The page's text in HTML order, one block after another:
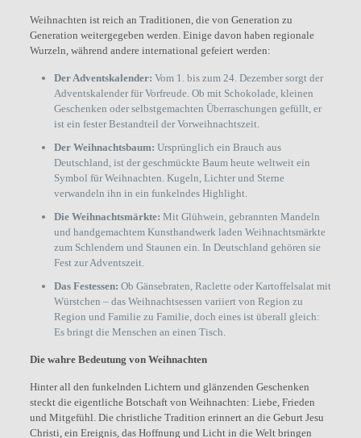
Weihnachten ist reich an Traditionen, die von Generation zu
Generation weitergegeben werden. Einige davon haben regionale
Wurzeln, während andere international gefeiert werden:
Der Adventskalender: Vom 1. bis zum 24. Dezember sorgt der
Adventskalender für Vorfreude. Ob mit Schokolade, kleinen
Geschenken oder selbstgemachten Überraschungen gefüllt, er
ist ein fester Bestandteil der Vorweihnachtszeit.
Der Weihnachtsbaum: Ursprünglich ein Brauch aus
Deutschland, ist der geschmückte Baum heute weltweit ein
Symbol für Weihnachten. Kugeln, Lichter und Sterne
verwandeln ihn in ein funkelndes Highlight.
Die Weihnachtsmärkte: Mit Glühwein, gebrannten Mandeln
und handgemachtem Kunsthandwerk laden Weihnachtsmärkte
zum Schlendern und Staunen ein. In Deutschland gehören sie
Fest zur Adventszeit.
Das Festessen: Ob Gänsebraten, Raclette oder Kartoffelsalat mit
Würstchen – das Weihnachtsessen variiert von Region zu
Region und Familie zu Familie, doch eines ist überall gleich:
Es bringt die Menschen an einen Tisch.
Die wahre Bedeutung von Weihnachten
Hinter all den funkelnden Lichtern und glänzenden Geschenken
steckt die eigentliche Botschaft von Weihnachten: Liebe, Frieden
und Mitgefühl. Die christliche Tradition erinnert an die Geburt Jesu
Christi, ein Ereignis, das Hoffnung und Licht in die Welt bringen